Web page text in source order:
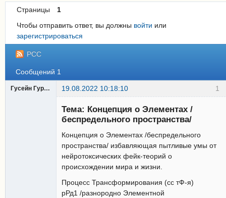
Вход
Страницы
1
Чтобы отправить ответ, вы должны войти или
зарегистрироваться
РСС
Сообщений 1
1
Гусейн Гурбанов 19.08.2022 10:18:10
Тема: Концепция о Элементах /
беспредельного пространства/
Концепция о Элементах /беспредельного
пространства/ избавляющая пытливые умы от
нейротоксических фейк-теорий о
происхождении мира и жизни.
Процесс Трансформирования (сс тФ-я)
рРд1 /разнородно Элементной